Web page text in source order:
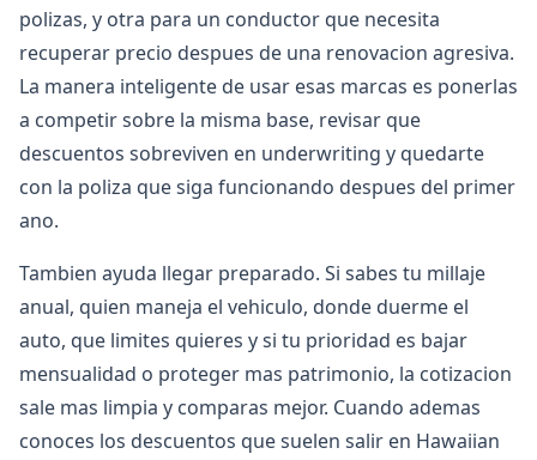
polizas, y otra para un conductor que necesita
recuperar precio despues de una renovacion agresiva.
La manera inteligente de usar esas marcas es ponerlas
a competir sobre la misma base, revisar que
descuentos sobreviven en underwriting y quedarte
con la poliza que siga funcionando despues del primer
ano.
Tambien ayuda llegar preparado. Si sabes tu millaje
anual, quien maneja el vehiculo, donde duerme el
auto, que limites quieres y si tu prioridad es bajar
mensualidad o proteger mas patrimonio, la cotizacion
sale mas limpia y comparas mejor. Cuando ademas
conoces los descuentos que suelen salir en Hawaiian